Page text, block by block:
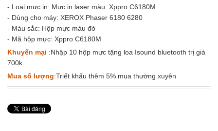
- Loại mực in: Mực in laser màu Xppro C6180M
- Dùng cho máy: XEROX Phaser 6180 6280
- Màu sắc: Hộp mực màu đỏ
- Mã hộp mực: Xppro C6180M
Khuyến mại :Nhập 10 hộp mực tặng loa Isound bluetooth trị giá
700k
Mua số lượng:Triết khấu thêm 5% mua thường xuyên